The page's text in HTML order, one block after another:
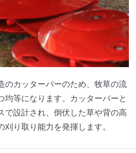
のカッターバーのため、牧草の流
均等になります。カッターバーと
で設計され、倒伏した草や背の高
り取り能力を発揮します。